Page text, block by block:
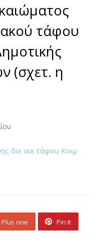
τάφου
(σχετ. η
δικ οικ τάφου Κοιμ
Plus one Pin It